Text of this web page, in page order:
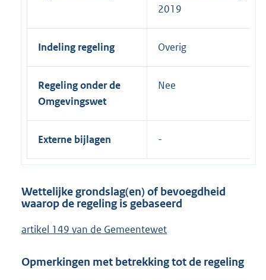
2019
Indeling regeling Overig
Regeling onder de
Omgevingswet
Nee
Externe bijlagen
Wettelijke grondslag(en) of bevoegdheid
waarop de regeling is gebaseerd
artikel 149 van de Gemeentewet
Opmerkingen met betrekking tot de regeling